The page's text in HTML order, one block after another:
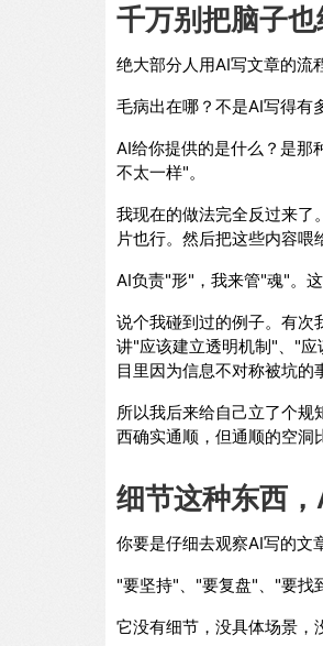
千万别把脑子也
绝大部分人用AI写文章的流
毛病出在哪？不是AI写得有
AI给你提供的是什么？是那
不太一样"。
我现在的做法完全反过来了
片也行。然后把这些内容喂
AI负责"形"，我来管"魂"。
说个我碰到过的例子。有次
讲"应该建立透明机制"、"
目里因为信息不对称被坑的
所以我后来给自己立了个
西确实通顺，但通顺的空洞
细节这种东西
你要是仔细去观察AI写的文
"要坚持"、"要复盘"、"要找
它没有细节，没具体场景，